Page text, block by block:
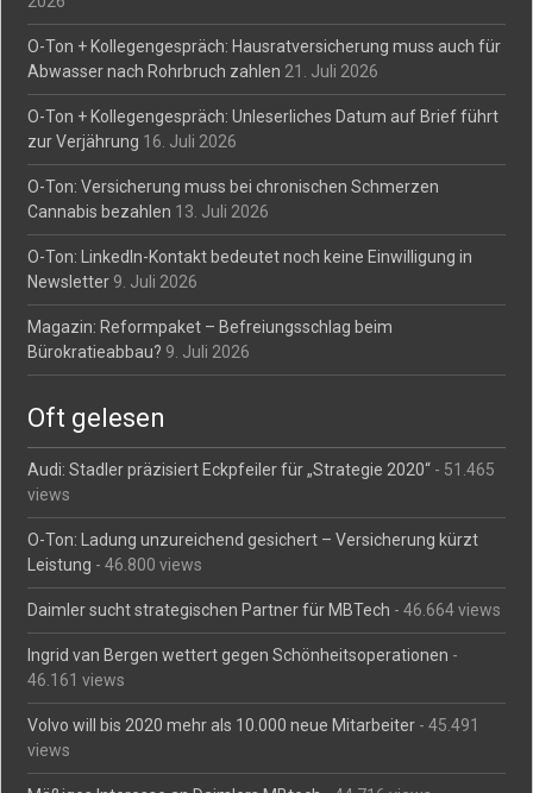
O-Ton + Kollegengespräch: Hausratversicherung muss auch für
Abwasser nach Rohrbruch zahlen 21. Juli 2026
O-Ton + Kollegengespräch: Unleserliches Datum auf Brief führt
zur Verjährung 16. Juli 2026
O-Ton: Versicherung muss bei chronischen Schmerzen
Cannabis bezahlen 13. Juli 2026
O-Ton: LinkedIn-Kontakt bedeutet noch keine Einwilligung in
Newsletter 9. Juli 2026
Magazin: Reformpaket – Befreiungsschlag beim
Bürokratieabbau? 9. Juli 2026
Oft gelesen
Audi: Stadler präzisiert Eckpfeiler für „Strategie 2020“ - 51.465
views
O-Ton: Ladung unzureichend gesichert – Versicherung kürzt
Leistung - 46.800 views
Daimler sucht strategischen Partner für MBTech - 46.664 views
Ingrid van Bergen wettert gegen Schönheitsoperationen -
46.161 views
Volvo will bis 2020 mehr als 10.000 neue Mitarbeiter - 45.491
views